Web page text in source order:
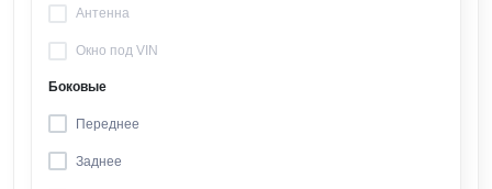
Антенна
Окно под VIN
Боковые
Переднее
Заднее